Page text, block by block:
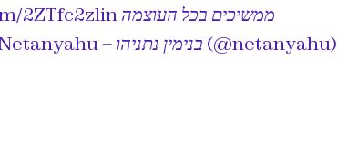
ממשיכים בכל העוצמה2ZTfc2zlin
— Benjamin Netanyahu – בנימין נתניהו (@netanyahu)